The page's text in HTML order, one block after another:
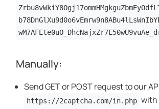
Manually:
Send GET or POST request to our
https://2captcha.com/in.php with